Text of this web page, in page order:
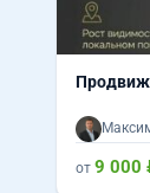
от 9 000